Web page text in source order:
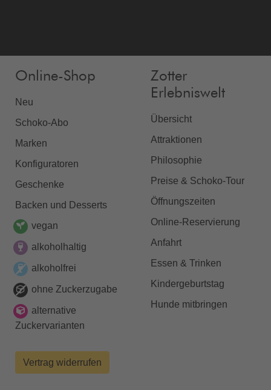
Online-Shop
Neu
Schoko-Abo
Marken
Konfiguratoren
Geschenke
Backen und Desserts
vegan
alkoholhaltig
alkoholfrei
ohne Zuckerzugabe
alternative
Zuckervarianten
Vertrag widerrufen
Zotter
Erlebniswelt
Übersicht
Attraktionen
Philosophie
Preise & Schoko-Tour
Öffnungszeiten
Online-Reservierung
Anfahrt
Essen & Trinken
Kindergeburtstag
Hunde mitbringen